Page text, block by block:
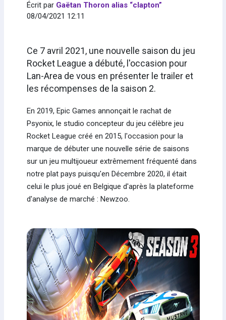
Écrit par Gaëtan Thoron alias “clapton”
08/04/2021 12:11
Ce 7 avril 2021, une nouvelle saison du jeu
Rocket League a débuté, l'occasion pour
Lan-Area de vous en présenter le trailer et
les récompenses de la saison 2.
En 2019, Epic Games annonçait le rachat de
Psyonix, le studio concepteur du jeu célèbre jeu
Rocket League créé en 2015, l'occasion pour la
marque de débuter une nouvelle série de saisons
sur un jeu multijoueur extrêmement fréquenté dans
notre plat pays puisqu'en Décembre 2020, il était
celui le plus joué en Belgique d'après la plateforme
d'analyse de marché : Newzoo.